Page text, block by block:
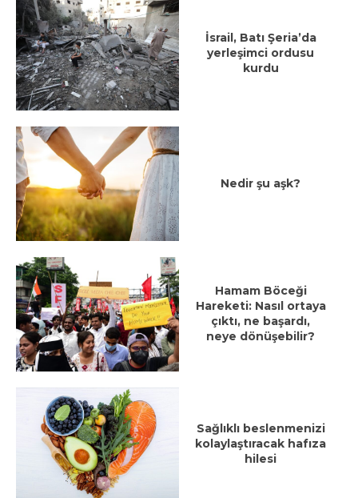
İsrail, Batı Şeria’da
yerleşimci ordusu
kurdu
Nedir şu aşk?
Hamam Böceği
Hareketi: Nasıl ortaya
çıktı, ne başardı,
neye dönüşebilir?
Sağlıklı beslenmenizi
kolaylaştıracak hafıza
hilesi